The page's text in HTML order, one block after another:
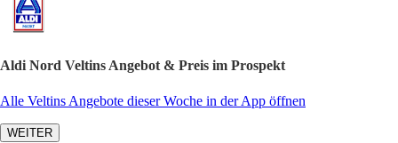
Aldi Nord Veltins Angebot & Preis im Prospekt
Alle Veltins Angebote dieser Woche in der App öffnen
WEITER